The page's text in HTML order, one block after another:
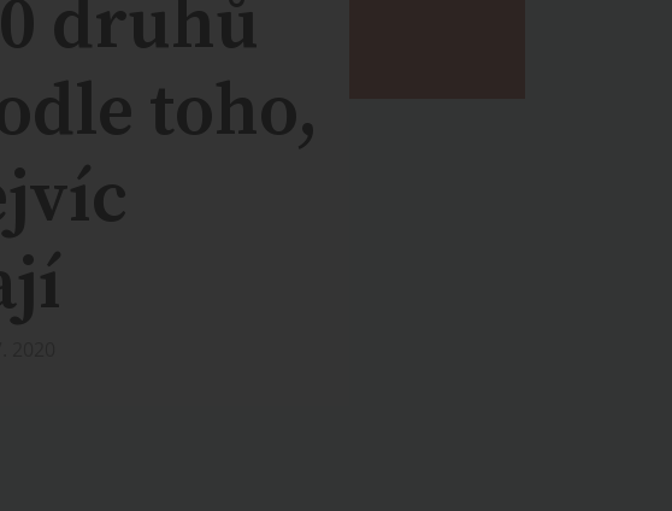
druhů
toho,